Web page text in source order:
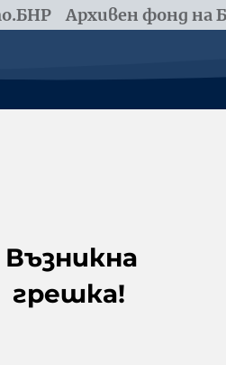
Архивен фонд на
Възникна
грешка!